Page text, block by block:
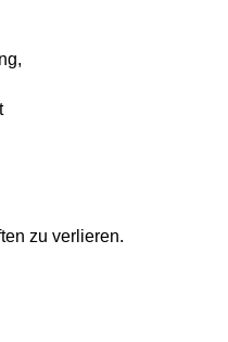
zu verlieren.